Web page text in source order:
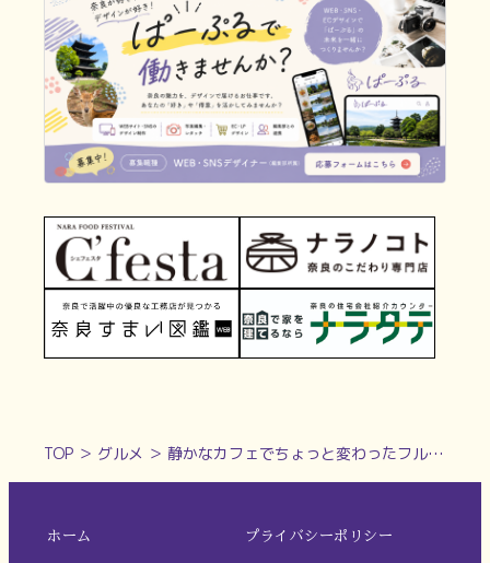
TOP ＞ グルメ ＞ 静かなカフェでちょっと変わったフルーツかき氷【cafe+studio flat｜王寺町】
ホーム プライバシーポリシー